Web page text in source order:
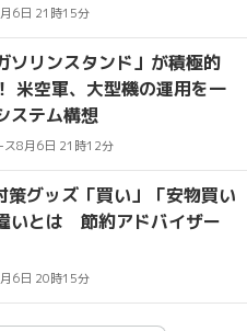
6日 21時15分
ソリンスタンド」が積極的
米空軍、大型機の運用を一
ステム構想
ス8月6日 21時12分
策グッズ「買い」「安物買い
いとは 節約アドバイザー
6日 20時15分